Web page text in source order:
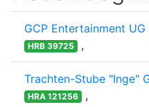
GCP Entertainment
HRB 39725 ,
Trachten-Stube "Inge"
HRA 121256 ,